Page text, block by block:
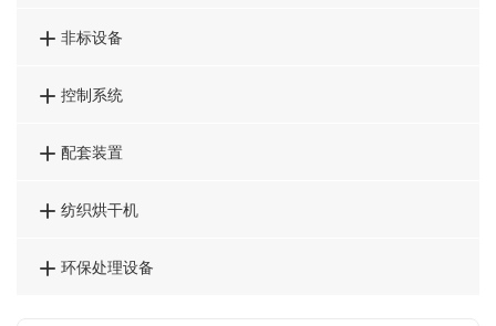
 非标设备
 控制系统
 配套装置
 纺织烘干机
 环保处理设备